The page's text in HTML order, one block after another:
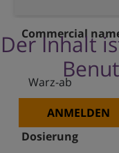
Der Inhalt
ANMELDEN
Commercial
Warz-ab
Dosierung